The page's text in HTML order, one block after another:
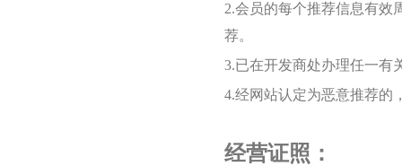
2.会员的每个推荐信息有效
荐。
3.已在开发商处办理任一有
4.经网站认定为恶意推荐的
经营证照：